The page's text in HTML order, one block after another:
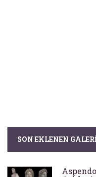
SON EKLENEN